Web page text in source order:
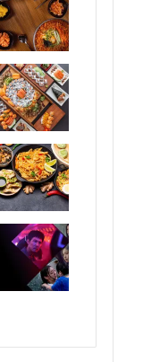
ش
ا
ه
د
ة
ف
ي
ا
ل
و
ط
ن
ا
ل
ع
ي